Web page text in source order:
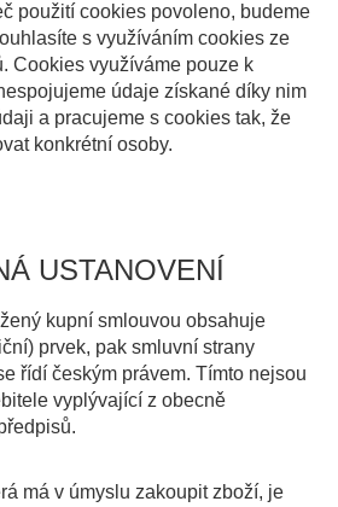
použití cookies povoleno, budeme
s využíváním cookies ze
Cookies využíváme pouze k
údaje získané díky nim
a pracujeme s cookies tak, že
konkrétní osoby.
USTANOVENÍ
kupní smlouvou obsahuje
prvek, pak smluvní strany
řídí českým právem. Tímto nejsou
vyplývající z obecně
má v úmyslu zakoupit zboží, je